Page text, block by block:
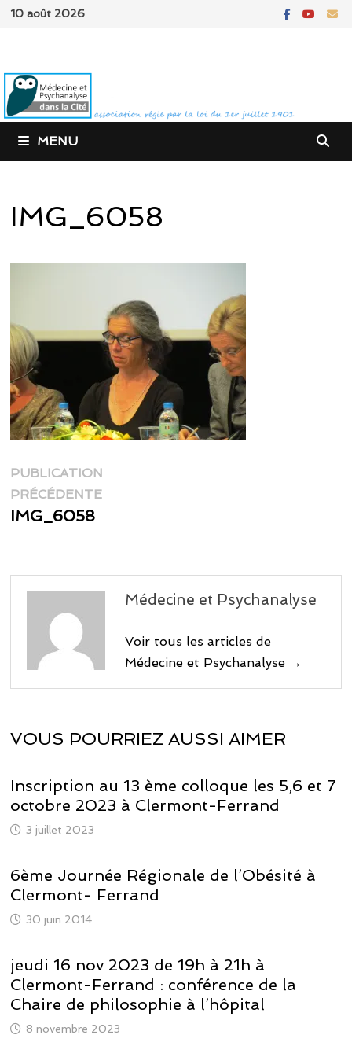
Passer
10 août 2026
MENU
IMG_6058
Navigation
de
l’article
PUBLICATION
PRÉCÉDENTEPublication
IMG_6058
Médecine et Psychanalyse
Voir tous les articles de
Médecine et Psychanalyse →
VOUS POURRIEZ AUSSI AIMER
Inscription au 13 ème colloque les 5,6 et 7
octobre 2023 à Clermont-Ferrand
3 juillet 2023
6ème Journée Régionale de l’Obésité à
Clermont- Ferrand
30 juin 2014
jeudi 16 nov 2023 de 19h à 21h à
Clermont-Ferrand : conférence de la
Chaire de philosophie à l’hôpital
8 novembre 2023